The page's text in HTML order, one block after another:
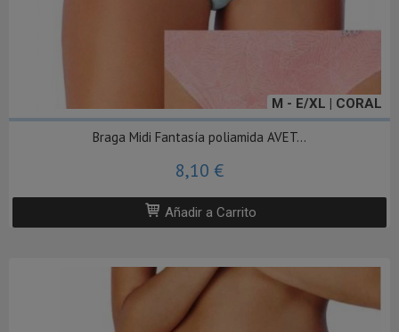
M - E/XL | CORAL
Braga Midi Fantasía poliamida AVET...
8,10 €
Añadir a Carrito